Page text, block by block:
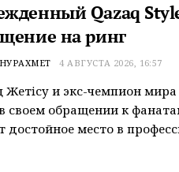
Qazaq
на ринг
4 АВГУСТА 2026, 16:57
Жетiсу и экс-чемпион
своем обращении к
достойное место в